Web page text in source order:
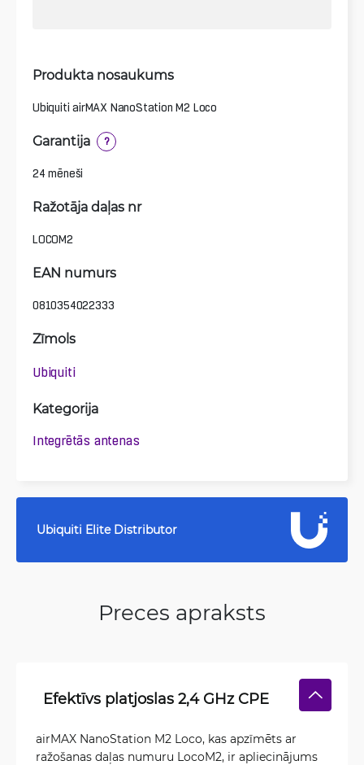
Produkta nosaukums
Ubiquiti airMAX NanoStation M2 Loco
Garantija ?
24 mēneši
Ražotāja daļas nr
LOCOM2
EAN numurs
0810354022333
Zīmols
Ubiquiti
Kategorija
Integrētās antenas
Ubiquiti Elite Distributor
Preces apraksts
Efektīvs platjoslas 2,4 GHz CPE
airMAX NanoStation M2 Loco, kas apzīmēts ar
ražošanas daļas numuru LocoM2, ir apliecinājums